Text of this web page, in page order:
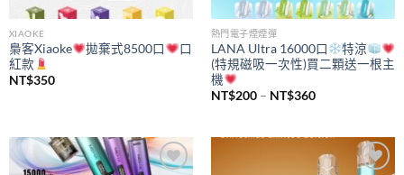
XIAOKE
梟客Xiaoke 拋棄式8500口
口
紅款
NT$350
熱門電子煙煙彈
LANA Ultra 16000口
特涼
(特規磁吸一次性)買二顆送一根主
機
NT$200 – NT$360價
NT$200
到
NT$360